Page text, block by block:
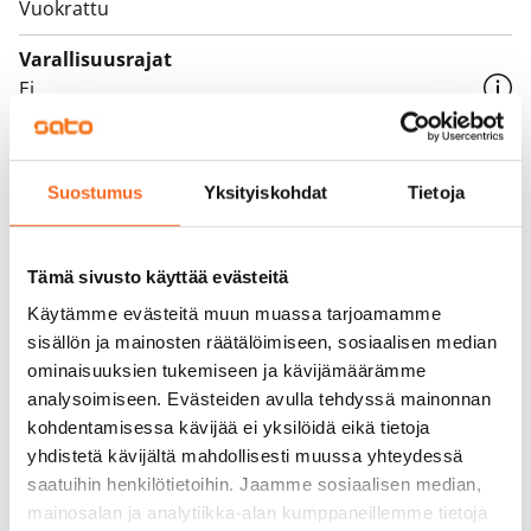
Suostumus Yksityiskohdat Tietoja
Tämä sivusto käyttää evästeitä
Käytämme evästeitä muun muassa tarjoamamme
sisällön ja mainosten räätälöimiseen, sosiaalisen median
ominaisuuksien tukemiseen ja kävijämäärämme
analysoimiseen. Evästeiden avulla tehdyssä mainonnan
kohdentamisessa kävijää ei yksilöidä eikä tietoja
yhdistetä kävijältä mahdollisesti muussa yhteydessä
saatuihin henkilötietoihin. Jaamme sosiaalisen median,
mainosalan ja analytiikka-alan kumppaneillemme tietoja
Vuokrattu
Varallisuusrajat
Ei
Vuokra
Vuokravakuus
0 €, (yrityksille min. 1 kk vuokra)
Kotivakuutus
Vesimaksu
Kulutuksen mukaan
Sähkömaksu
Vuokralainen solmii itse sähkösopimuksen.
Laajakaista